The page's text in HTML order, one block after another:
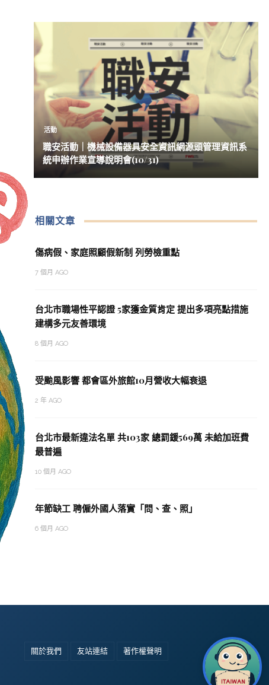
活動
職安活動｜機械設備器具安全資訊網源頭管理資訊系
統申辦作業宣導說明會(10/31)
相關文章
傷病假、家庭照顧假新制 列勞檢重點
7 個月 AGO
台北市職場性平認證 5家獲金質肯定 提出多項亮點措施
建構多元友善環境
8 個月 AGO
受颱風影響 都會區外旅館10月營收大幅衰退
2 年 AGO
台北市最新違法名單 共103家 總罰鍰569萬 未給加班費
最普遍
10 個月 AGO
年節缺工 聘僱外國人落實「問、查、照」
6 個月 AGO
關於我們 友站連結 著作權聲明